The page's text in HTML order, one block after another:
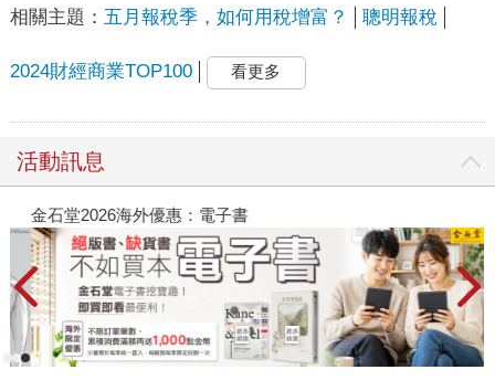
相關主題： 五月報稅季，如何用稅增富？ 聰明報稅
2024財經商業TOP100 看更多
活動訊息
金石堂2026海外優惠：電子書